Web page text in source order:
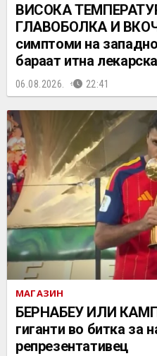
ВИСОКА
ГЛАВОБОЛКА И
симптоми на
бараат итна
06.08.2026. 22:41
МАГАЗИН
БЕРНАБЕУ ИЛИ
гиганти во битка за
репрезентативец